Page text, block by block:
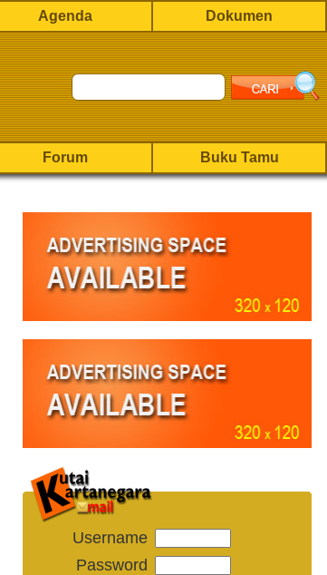
Agenda Dokumen
Forum Buku Tamu
Username
Password